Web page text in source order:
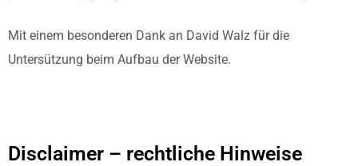
Mit einem besonderen Dank an David Walz für die
Untersützung beim Aufbau der Website.
Disclaimer – rechtliche Hinweise